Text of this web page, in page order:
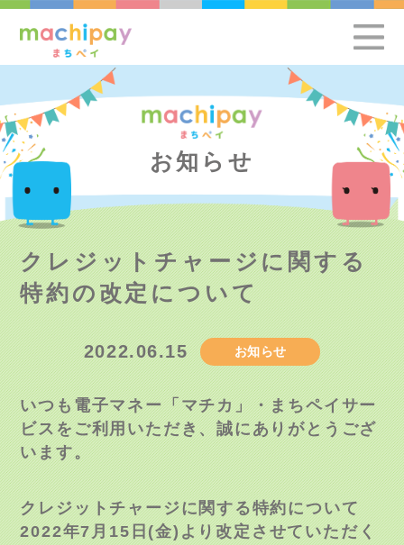
お知らせ
クレジットチャージに関する
特約の改定について
2022.06.15 お知らせ
いつも電子マネー「マチカ」・まちペイサー
ビスをご利用いただき、誠にありがとうござ
います。
クレジットチャージに関する特約について
2022年7月15日(金)より改定させていただく